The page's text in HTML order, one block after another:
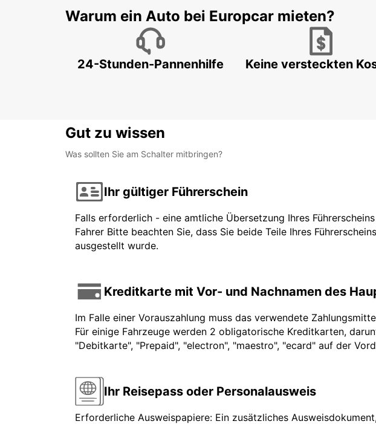
Warum ein Auto bei Europcar mieten?
24-Stunden-Pannenhilfe Keine versteckten
Gut zu wissen
Was sollten Sie am Schalter mitbringen?
Ihr gültiger Führerschein
Falls erforderlich - eine amtliche Übersetzung Ihres
Fahrer Bitte beachten Sie, dass Sie beide Teile Ihres
ausgestellt wurde.
Kreditkarte mit Vor- und Nachnamen des
Im Falle einer Vorauszahlung muss das verwendete
Für einige Fahrzeuge werden 2 obligatorische Kreditkarten,
"Debitkarte", "Prepaid", "electron", "maestro", "ecard" auf der
Ihr Reisepass oder Personalausweis
Erforderliche Ausweispapiere: Ein zusätzliches